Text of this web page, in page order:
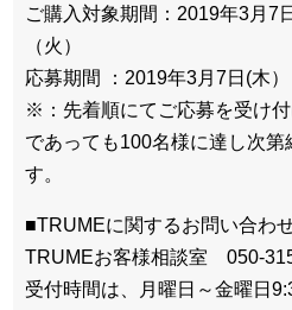
ご購入対象期間：2019年3月7
（火）
応募期間 ：2019年3月7日(木
※：先着順にてご応募を受け
であっても100名様に達し次第
す。
■TRUMEに関するお問い合わ
TRUMEお客様相談室 050-
受付時間は、月曜日～金曜日